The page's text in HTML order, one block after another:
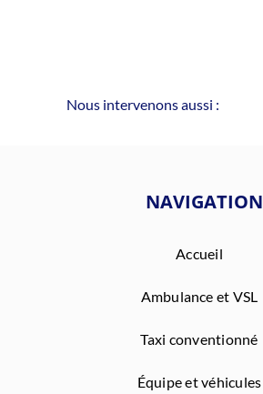
Nous intervenons aussi :
NAVIGATION
Accueil
Ambulance et VSL
Taxi conventionné
Équipe et véhicules